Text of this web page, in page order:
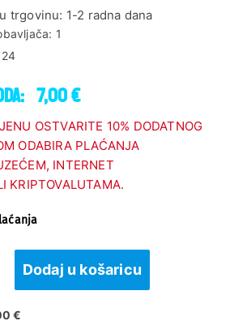
trgovinu: 1-2 radna dana
1
24
7,00 €
OSTVARITE 10% DODATNOG
ODABIRA PLAĆANJA
INTERNET
KRIPTOVALUTAMA.
Dodaj u košaricu
€